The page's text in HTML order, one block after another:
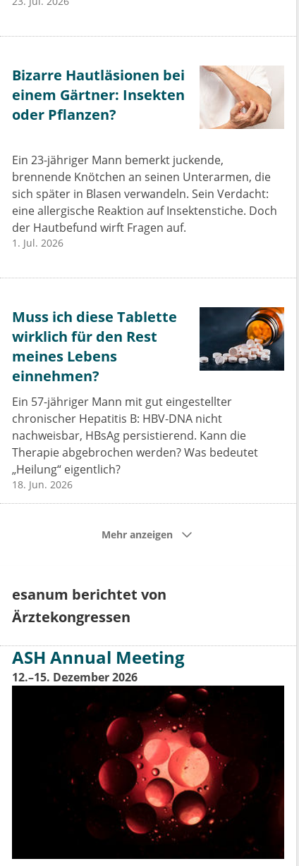
Bizarre Hautläsionen bei
einem Gärtner: Insekten
oder Pflanzen?
Ein 23-jähriger Mann bemerkt juckende,
brennende Knötchen an seinen Unterarmen, die
sich später in Blasen verwandeln. Sein Verdacht:
eine allergische Reaktion auf Insektenstiche. Doch
der Hautbefund wirft Fragen auf.
1. Jul. 2026
Muss ich diese Tablette
wirklich für den Rest
meines Lebens
einnehmen?
Ein 57-jähriger Mann mit gut eingestellter
chronischer Hepatitis B: HBV-DNA nicht
nachweisbar, HBsAg persistierend. Kann die
Therapie abgebrochen werden? Was bedeutet
„Heilung“ eigentlich?
18. Jun. 2026
Mehr anzeigen
esanum berichtet von
Ärztekongressen
ASH Annual Meeting
12.–15. Dezember 2026